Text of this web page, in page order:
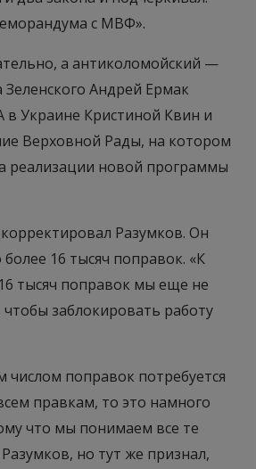
с МВФ».
а антиколомойский —
Андрей Ермак
Украине Кристиной Квин и
Верховной Рады, на котором
реализации новой программы
Разумков. Он
16 тысяч поправок. «К
тысяч поправок мы еще не
заблокировать работу
числом поправок потребуется
правкам, то это намного
что мы понимаем все те
но тут же признал,